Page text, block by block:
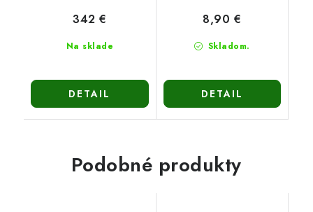
Na sklade
342 €
DETAIL
Skladom.
8,90 €
DETAIL
Podobné produkty